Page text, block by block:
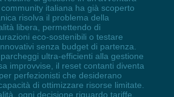
italiana ha già scoperto
risolva il problema della
libera, permettendo di
eco-sostenibili o testare
senza budget di partenza.
ultra-efficienti alla gestione
improvvise, il reset contanti diventa
perfezionisti che desiderano
di ottimizzare risorse limitate.
ogni decisione riguardo tariffe,